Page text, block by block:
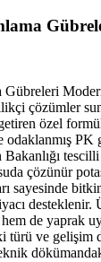
çözümler
özel
odaklanmış PK
çözünür
sayesinde
desteklenir.
de yaprak
türü ve gelişim